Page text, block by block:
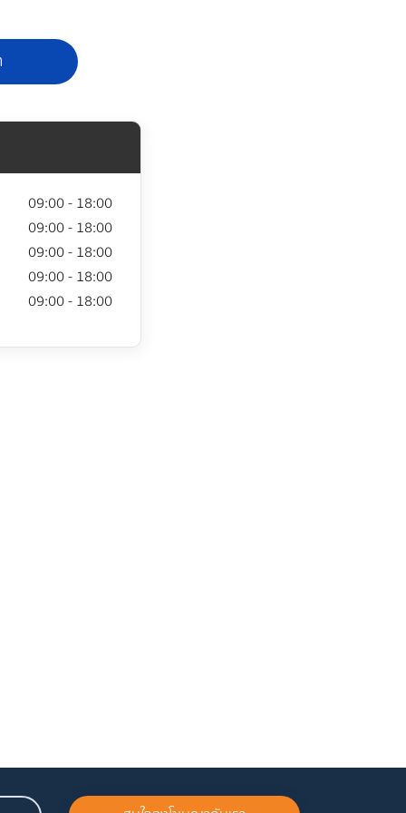
09:00 - 18:00
09:00 - 18:00
09:00 - 18:00
09:00 - 18:00
09:00 - 18:00